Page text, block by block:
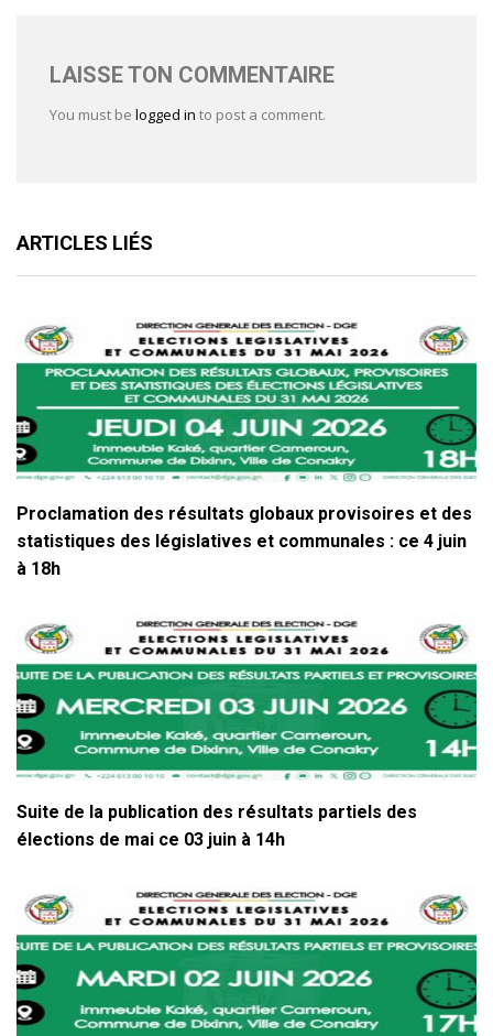
LAISSE TON COMMENTAIRE
You must be logged in to post a comment.
ARTICLES LIÉS
Proclamation des résultats globaux provisoires et des
statistiques des législatives et communales : ce 4 juin
à 18h
Suite de la publication des résultats partiels des
élections de mai ce 03 juin à 14h